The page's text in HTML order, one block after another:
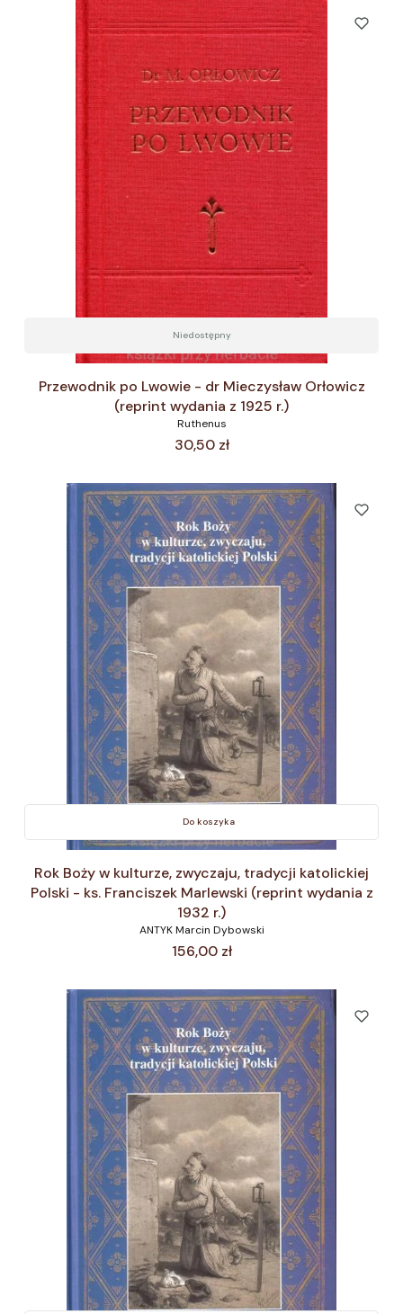
Niedostępny
Przewodnik po Lwowie - dr Mieczysław Orłowicz
(reprint wydania z 1925 r.)
Ruthenus
Cena
30,50 zł
Do koszyka
Rok Boży w kulturze, zwyczaju, tradycji katolickiej
Polski - ks. Franciszek Marlewski (reprint wydania z
1932 r.)
ANTYK Marcin Dybowski
Cena
156,00 zł